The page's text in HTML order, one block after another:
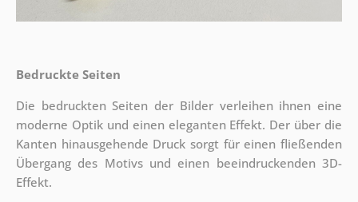
Bedruckte Seiten
Die bedruckten Seiten der Bilder verleihen ihnen eine
moderne Optik und einen eleganten Effekt. Der über die
Kanten hinausgehende Druck sorgt für einen fließenden
Übergang des Motivs und einen beeindruckenden 3D-
Effekt.